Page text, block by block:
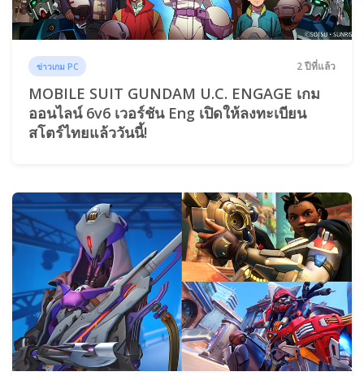
ข่าวเกม PC 2 ปีที่แล้ว
MOBILE SUIT GUNDAM U.C. ENGAGE เกม
ออนไลน์ 6v6 เวอร์ชัน Eng เปิดให้ลงทะเบียน
สโตร์ไทยแล้ววันนี้!